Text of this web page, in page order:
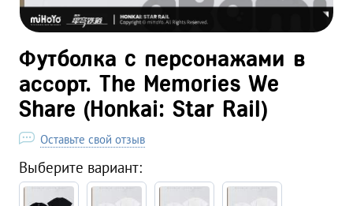
Футболка c персонажами в
ассорт. The Memories We
Share (Honkai: Star Rail)
Оставьте свой отзыв
Выберите вариант: